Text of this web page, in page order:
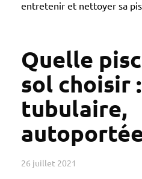
entretenir et nettoyer sa
Quelle
sol choisir :
tubulaire,
26 juillet 2021